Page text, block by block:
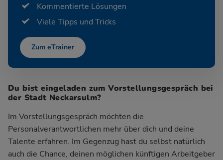
Kommentierte Lösungen
Viele Tipps und Tricks
Zum eTrainer
Du bist eingeladen zum Vorstellungsgespräch bei
der Stadt Neckarsulm?
Im Vorstellungsgespräch möchten die
Personalverantwortlichen mehr über dich und deine
Talente erfahren. Im Gegenzug hast du selbst natürlich
auch die Chance, deinen möglichen künftigen Arbeitgeber